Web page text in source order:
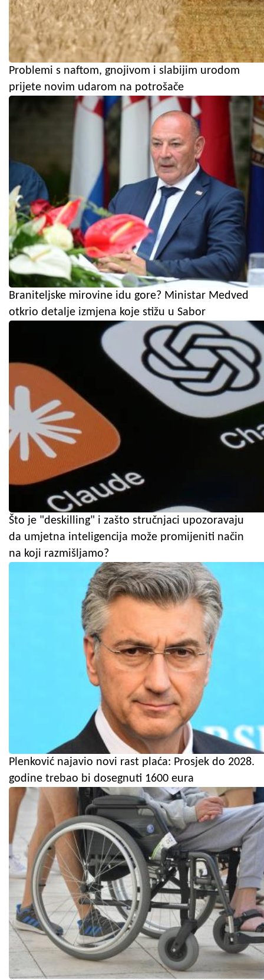
Problemi s naftom, gnojivom i slabijim urodom
prijete novim udarom na potrošače
Braniteljske mirovine idu gore? Ministar Medved
otkrio detalje izmjena koje stižu u Sabor
Što je "deskilling" i zašto stručnjaci upozoravaju
da umjetna inteligencija može promijeniti način
na koji razmišljamo?
Plenković najavio novi rast plaća: Prosjek do 2028.
godine trebao bi dosegnuti 1600 eura